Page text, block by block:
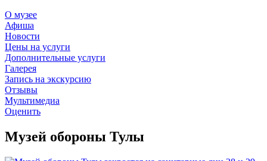
О музее
Афиша
Новости
Цены на услуги
Дополнительные услуги
Галерея
Запись на экскурсию
Отзывы
Мультимедиа
Оценить
Музей обороны Тулы